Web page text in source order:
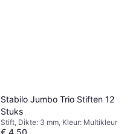
Stabilo Jumbo Trio Stiften 12
Stuks
Stift, Dikte: 3 mm, Kleur: Multikleur